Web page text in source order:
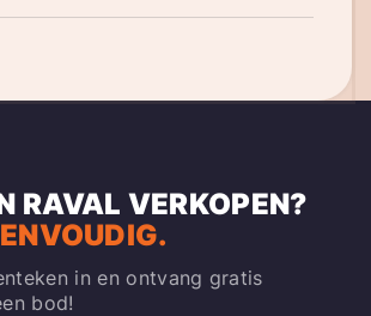
RAVAL VERKOPEN?
in en ontvang gratis
bod!